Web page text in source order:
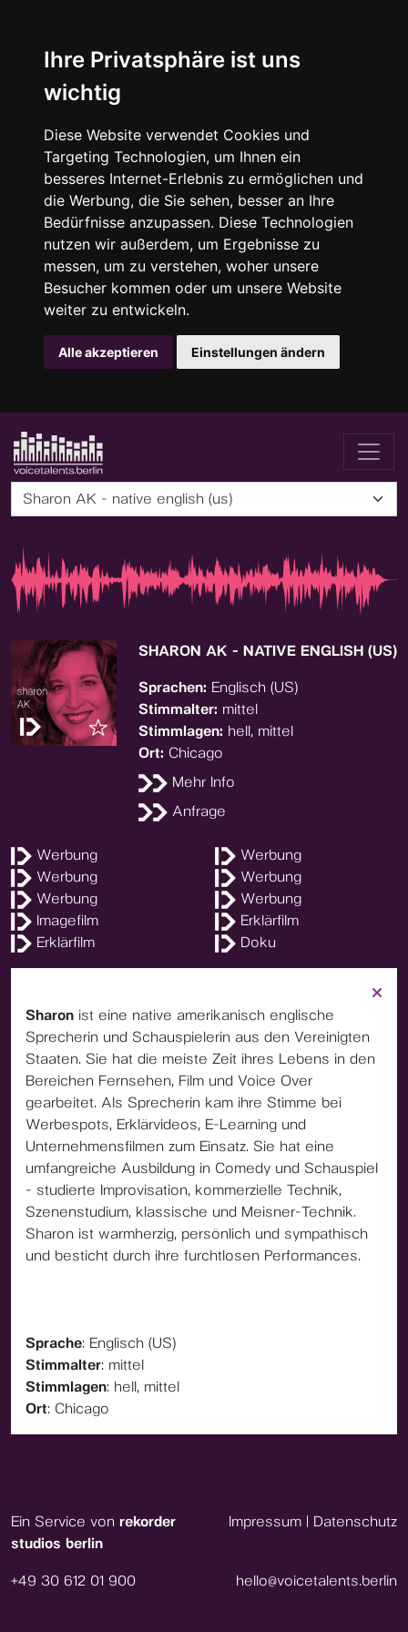
Ihre Privatsphäre ist uns
wichtig
Diese Website verwendet Cookies und
Targeting Technologien, um Ihnen ein
besseres Internet-Erlebnis zu ermöglichen und
die Werbung, die Sie sehen, besser an Ihre
Bedürfnisse anzupassen. Diese Technologien
nutzen wir außerdem, um Ergebnisse zu
messen, um zu verstehen, woher unsere
Besucher kommen oder um unsere Website
weiter zu entwickeln.
Alle akzeptieren Einstellungen ändern
Sharon AK - native english (us)
Sharon ist eine native amerikanisch englische
Sprecherin und Schauspielerin aus den Vereinigten
Staaten. Sie hat die meiste Zeit ihres Lebens in den
Bereichen Fernsehen, Film und Voice Over
gearbeitet. Als Sprecherin kam ihre Stimme bei
Werbespots, Erklärvideos, E-Learning und
Unternehmensfilmen zum Einsatz. Sie hat eine
umfangreiche Ausbildung in Comedy und Schauspiel
- studierte Improvisation, kommerzielle Technik,
Szenenstudium, klassische und Meisner-Technik.
Sharon ist warmherzig, persönlich und sympathisch
und besticht durch ihre furchtlosen Performances.
Sprache: Englisch (US)
Stimmalter: mittel
Stimmlagen: hell, mittel
Ort: Chicago
SHARON AK - NATIVE ENGLISH (US)
Sprachen: Englisch (US)
Stimmalter: mittel
Stimmlagen: hell, mittel
Ort: Chicago
Mehr Info
Anfrage
Werbung
Werbung
Werbung
Werbung
Werbung
Werbung
Imagefilm
Erklärfilm
Erklärfilm
Doku
Ein Service von rekorder
studios berlin
Impressum | Datenschutz
+49 30 612 01 900 hello@voicetalents.berlin